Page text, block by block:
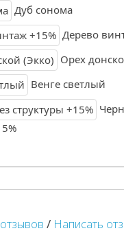
Дуб сонома
Дерево
Орех
Венге светлый
/ Написать